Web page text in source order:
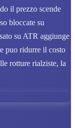
il prezzo scende
bloccate su
su ATR aggiunge
puo ridurre il costo
rotture rialziste, la